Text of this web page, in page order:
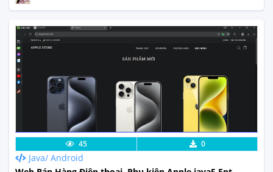
Lưu code Xem Thực Tế
45 0
Java/ Android